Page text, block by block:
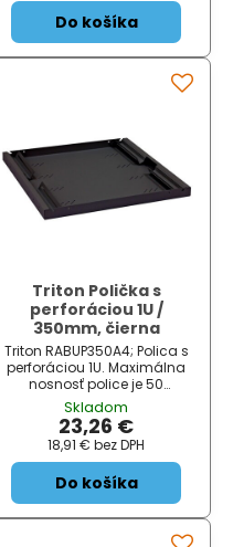
Do košíka
Triton Polička s
perforáciou 1U /
350mm, čierna
Triton RABUP350A4; Polica s
perforáciou 1U. Maximálna
nosnosť police je 50
kg. ZÁKLADNÉ
ŠPECIFIKÁCIE; Farba:
čierna; Veľkosť: 19 ", hĺbka 350
mm; Dosť ...
Skladom
23,26 €
18,91 € bez DPH
Do košíka